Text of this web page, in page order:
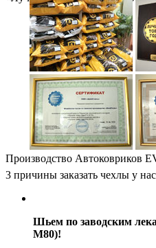
Производство Автоковриков
3 причины заказать чехлы у
Шьем по заводским
M80)!